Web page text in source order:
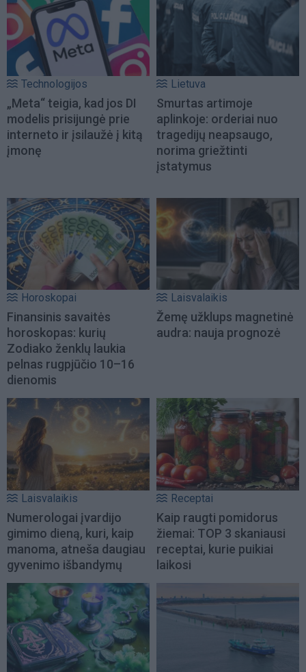
Technologijos
„Meta“ teigia, kad jos DI
modelis prisijungė prie
interneto ir įsilaužė į kitą
įmonę
Lietuva
Smurtas artimoje
aplinkoje: orderiai nuo
tragedijų neapsaugo,
norima griežtinti
įstatymus
Horoskopai
Finansinis savaitės
horoskopas: kurių
Zodiako ženklų laukia
pelnas rugpjūčio 10–16
dienomis
Laisvalaikis
Žemę užklups magnetinė
audra: nauja prognozė
Laisvalaikis
Numerologai įvardijo
gimimo dieną, kuri, kaip
manoma, atneša daugiau
gyvenimo išbandymų
Receptai
Kaip raugti pomidorus
žiemai: TOP 3 skaniausi
receptai, kurie puikiai
laikosi